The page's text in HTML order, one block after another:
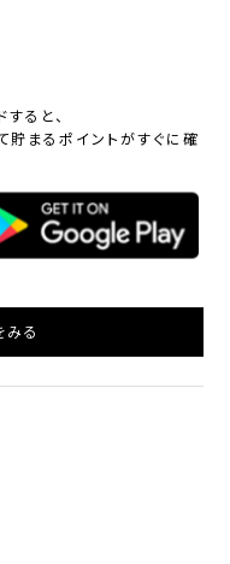
ると、
まるポイントがすぐに確
みる